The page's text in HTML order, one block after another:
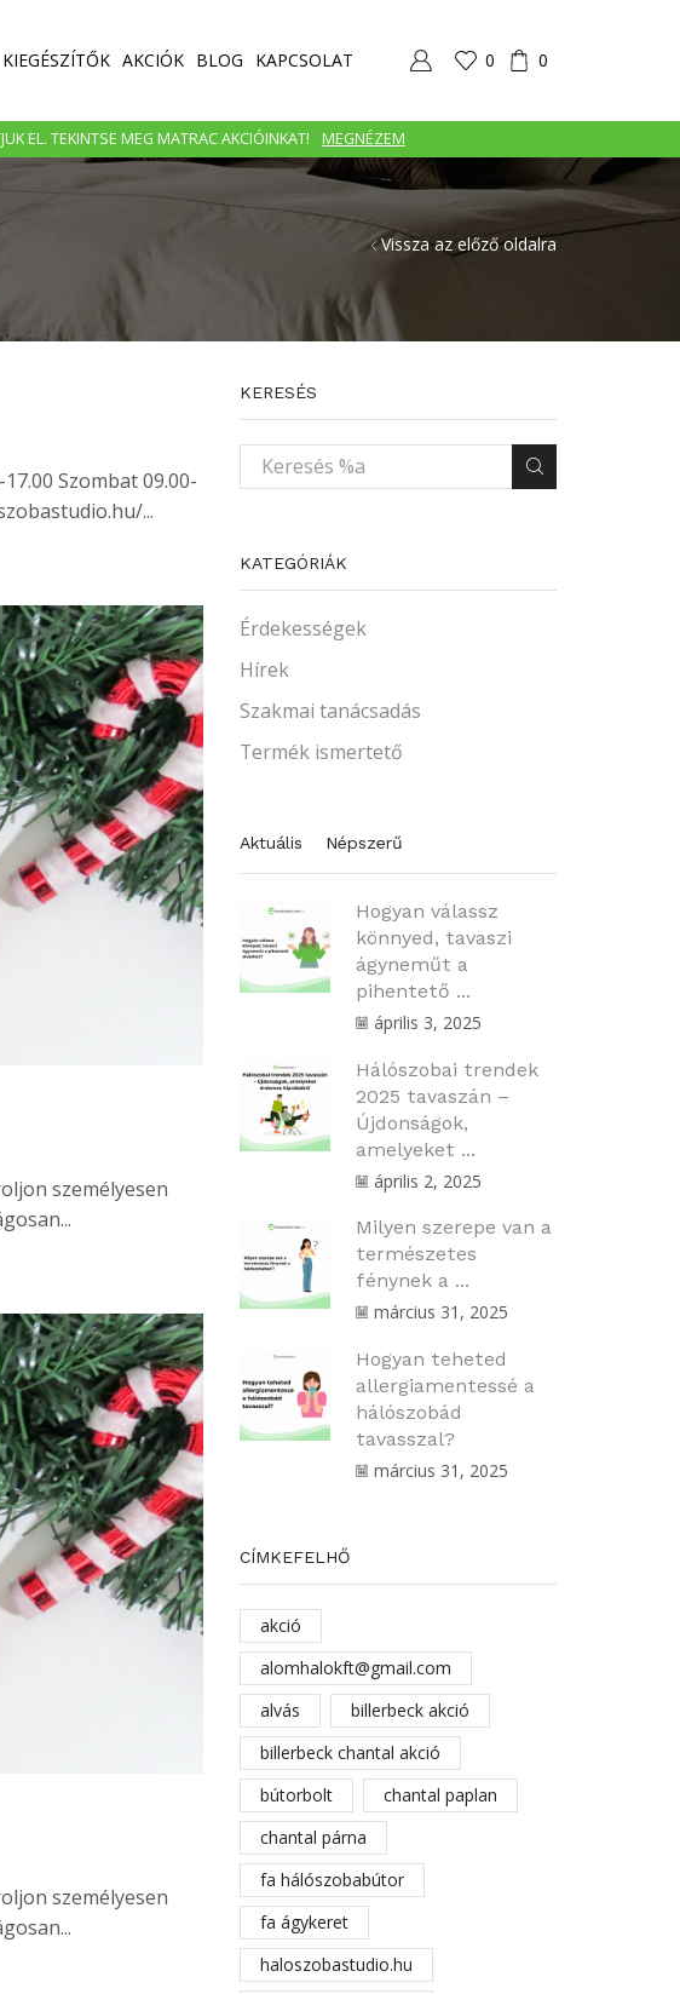
KIEGÉSZÍTŐK AKCIÓK BLOG KAPCSOLAT 0 0
EL. TEKINTSE MEG MATRAC AKCIÓINKAT! MEGNÉZEM
Vissza az előző oldalra
Szombat 09.00-
...
személyesen
személyesen
KERESÉS
KATEGÓRIÁK
Érdekességek
Hírek
Szakmai tanácsadás
Termék ismertető
Aktuális Népszerű
Hogyan válassz
könnyed, tavaszi
ágyneműt a
pihentető ...
április 3, 2025
Hálószobai trendek
2025 tavaszán –
Újdonságok,
amelyeket ...
április 2, 2025
Milyen szerepe van a
természetes
fénynek a ...
március 31, 2025
Hogyan teheted
allergiamentessé a
hálószobád
tavasszal?
március 31, 2025
CÍMKEFELHŐ
akció
alomhalokft@gmail.com
alvás
billerbeck akció
billerbeck chantal akció
bútorbolt
chantal paplan
chantal párna
fa hálószobabútor
fa ágykeret
haloszobastudio.hu